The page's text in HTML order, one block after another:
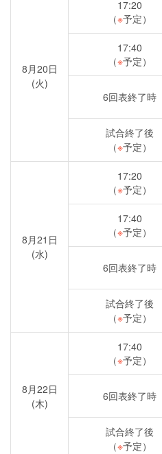
8月20日
(火)
17:20
（※予定）
17:40
（※予定）
6回表終了時
試合終了後
（※予定）
8月21日
(水)
17:20
（※予定）
17:40
（※予定）
6回表終了時
試合終了後
（※予定）
8月22日
(木)
17:40
（※予定）
6回表終了時
試合終了後
（※予定）